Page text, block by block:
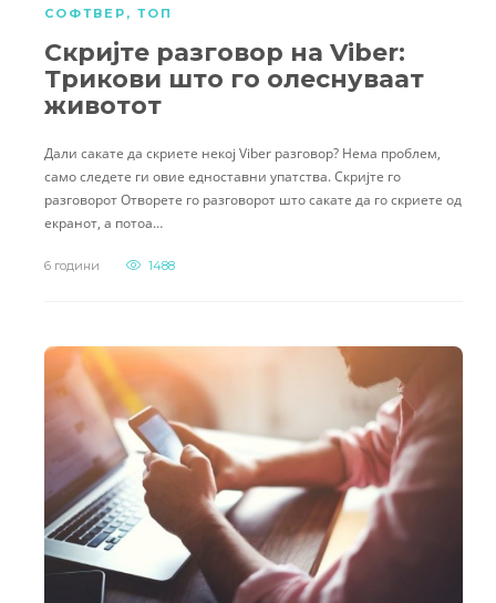
СОФТВЕР , ТОП
Скријте разговор на Viber:
Трикови што го олеснуваат
животот
Дали сакате да скриете некој Viber разговор? Нема проблем,
само следете ги овие едноставни упатства. Скријте го
разговорот Отворете го разговорот што сакате да го скриете од
екранот, а потоа…
6 години 1488